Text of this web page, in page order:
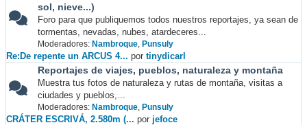
sol, nieve...)
Foro para que publiquemos todos nuestros reportajes, ya sean de
tormentas, nevadas, nubes, atardeceres...
Moderadores: Nambroque, Punsuly
Re:De repente un ARCUS 4... por tinydicarl
Reportajes de viajes, pueblos, naturaleza y montaña
Muestra tus fotos de naturaleza y rutas de montaña, visitas a
ciudades y pueblos,...
Moderadores: Nambroque, Punsuly
CRÁTER ESCRIVÁ, 2.580m (... por jefoce